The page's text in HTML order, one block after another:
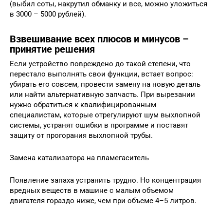
(выбил соты, накрутил обманку и все, можно уложиться
в 3000 – 5000 рублей).
Взвешивание всех плюсов и минусов –
принятие решения
Если устройство повреждено до такой степени, что
перестало выполнять свои функции, встает вопрос:
убирать его совсем, провести замену на новую деталь
или найти альтернативную запчасть. При вырезании
нужно обратиться к квалифицированным
специалистам, которые отрегулируют шум выхлопной
системы, устранят ошибки в программе и поставят
защиту от прогорания выхлопной трубы.
Замена катализатора на пламегаситель
Появление запаха устранить трудно. Но концентрация
вредных веществ в машине с малым объемом
двигателя гораздо ниже, чем при объеме 4–5 литров.